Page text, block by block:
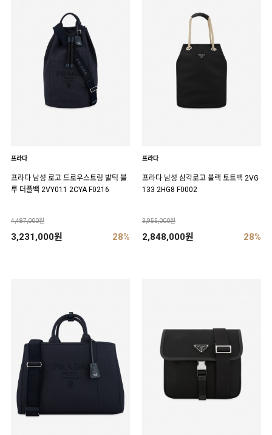
프라다
프라다 남성 로고 드로우스트링 발틱 블
루 더플백 2VY011 2CYA F0216
4,487,000원
3,231,000원 28%
프라다
프라다 남성 삼각로고 블랙 토트백 2VG
133 2HG8 F0002
3,955,000원
2,848,000원 28%